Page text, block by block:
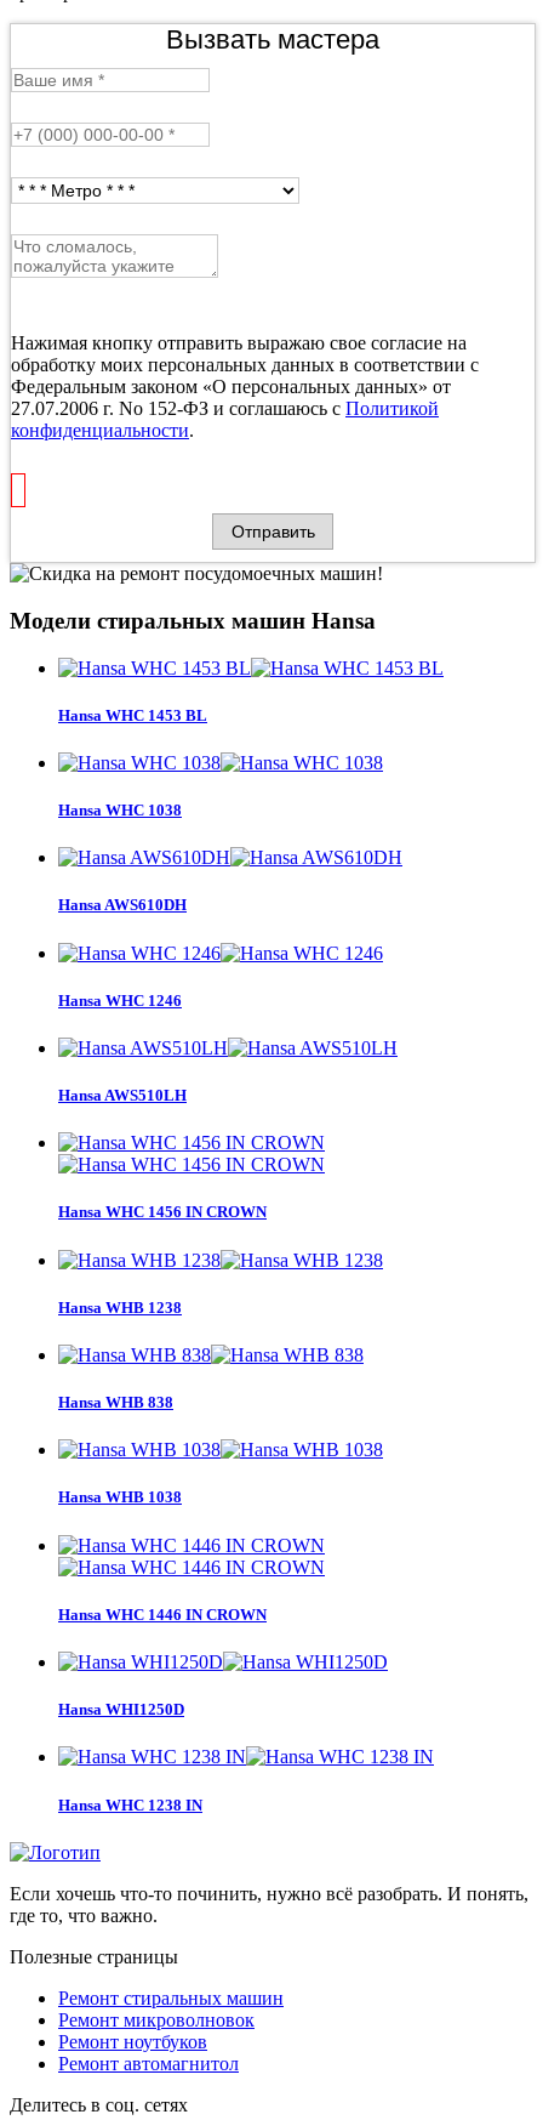
Вызвать мастера
Нажимая кнопку отправить выражаю свое согласие на
обработку моих персональных данных в соответствии с
Федеральным законом «О персональных данных» от
27.07.2006 г. No 152-ФЗ и соглашаюсь с Политикой
конфиденциальности.
Модели стиральных машин Hansa
Hansa WHC 1453 BL
Hansa WHC 1038
Hansa AWS610DH
Hansa WHC 1246
Hansa AWS510LH
Hansa WHC 1456 IN CROWN
Hansa WHB 1238
Hansa WHB 838
Hansa WHB 1038
Hansa WHC 1446 IN CROWN
Hansa WHI1250D
Hansa WHC 1238 IN
Если хочешь что-то починить, нужно всё разобрать. И понять,
где то, что важно.
Полезные страницы
Ремонт стиральных машин
Ремонт микроволновок
Ремонт ноутбуков
Ремонт автомагнитол
Делитесь в соц. сетях